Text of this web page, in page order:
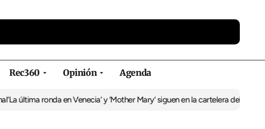
Rec360 Opinión Agenda
ronda en Venecia’ y ‘Mother Mary’ siguen en la cartelera del DuplexLa